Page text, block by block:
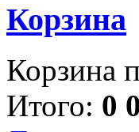
Корзина
Корзина
Итого: 0